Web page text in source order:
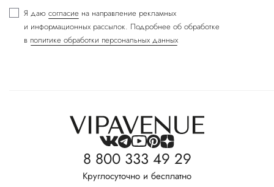
Я даю согласие на направление рекламных
и информационных рассылок. Подробнее об обработке
в политике обработки персональных данных
8 800 333 49 29
Круглосуточно и бесплатно